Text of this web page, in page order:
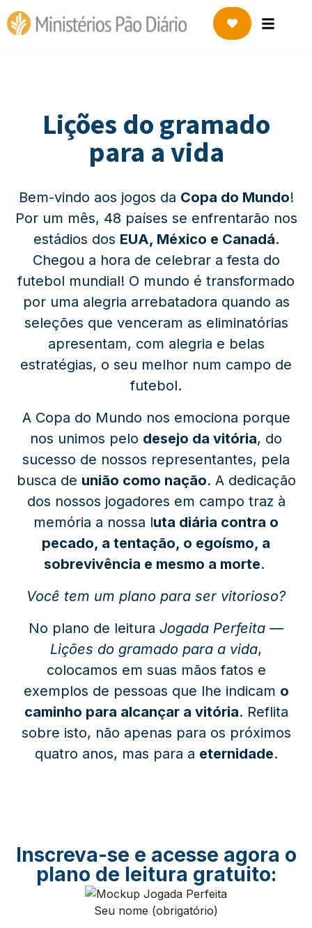
Lições do gramado
para a vida
Bem-vindo aos jogos da Copa do Mundo!
Por um mês, 48 países se enfrentarão nos
estádios dos EUA, México e Canadá.
Chegou a hora de celebrar a festa do
futebol mundial! O mundo é transformado
por uma alegria arrebatadora quando as
seleções que venceram as eliminatórias
apresentam, com alegria e belas
estratégias, o seu melhor num campo de
futebol.
A Copa do Mundo nos emociona porque
nos unimos pelo desejo da vitória, do
sucesso de nossos representantes, pela
busca de união como nação. A dedicação
dos nossos jogadores em campo traz à
memória a nossa luta diária contra o
pecado, a tentação, o egoísmo, a
sobrevivência e mesmo a morte.
Você tem um plano para ser vitorioso?
No plano de leitura Jogada Perfeita —
Lições do gramado para a vida,
colocamos em suas mãos fatos e
exemplos de pessoas que lhe indicam o
caminho para alcançar a vitória. Reflita
sobre isto, não apenas para os próximos
quatro anos, mas para a eternidade.
Inscreva-se e acesse agora o
plano de leitura gratuito:
Seu nome (obrigatório)